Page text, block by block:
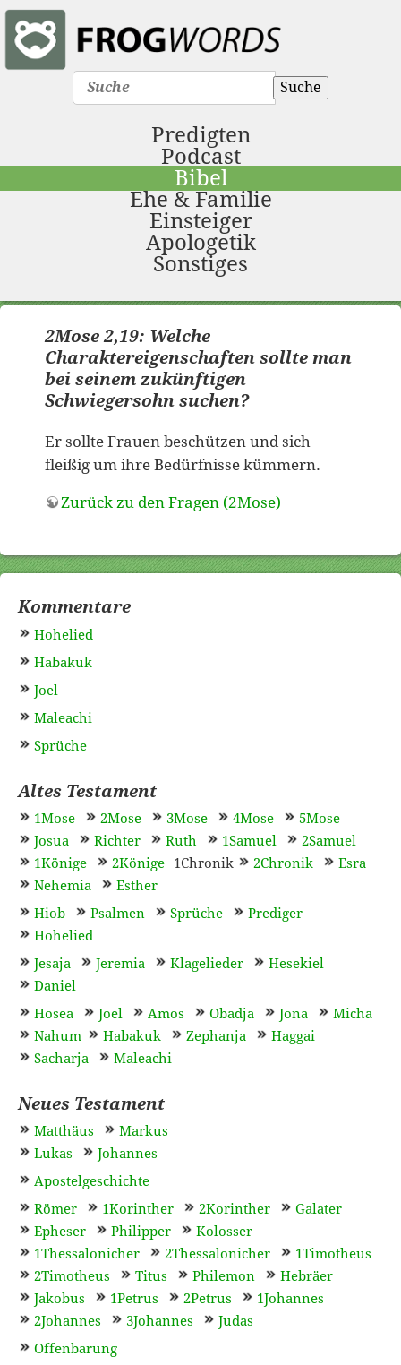
Suche
Predigten
Podcast
Bibel
Ehe & Familie
Einsteiger
Apologetik
Sonstiges
2Mose 2,19: Welche
Charaktereigenschaften sollte man
bei seinem zukünftigen
Schwiegersohn suchen?
Er sollte Frauen beschützen und sich
fleißig um ihre Bedürfnisse kümmern.
Zurück zu den Fragen (2Mose)
Kommentare
Hohelied
Habakuk
Joel
Maleachi
Sprüche
Altes Testament
1Mose 2Mose 3Mose 4Mose
5Mose
Josua
Richter Ruth 1Samuel
2Samuel
1Könige
2Könige 1Chronik 2Chronik
Esra
Nehemia
Esther
Hiob
Psalmen Sprüche
Prediger
Hohelied
Jesaja
Jeremia Klagelieder
Hesekiel
Daniel
Hosea
Joel Amos Obadja Jona
Micha
Nahum
Habakuk Zephanja
Haggai
Sacharja
Maleachi
Neues Testament
Matthäus
Markus
Lukas
Johannes
Apostelgeschichte
Römer
1Korinther 2Korinther
Galater
Epheser
Philipper
Kolosser
1Thessalonicher
2Thessalonicher
1Timotheus
2Timotheus
Titus Philemon
Hebräer
Jakobus
1Petrus 2Petrus
1Johannes
2Johannes
3Johannes
Judas
Offenbarung